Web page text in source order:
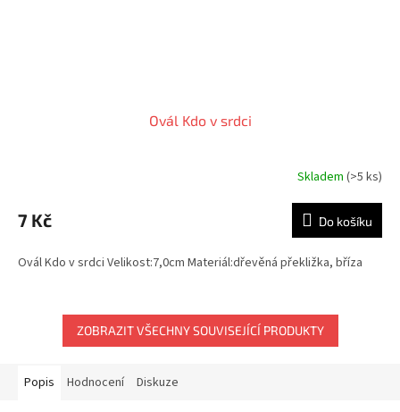
Ovál Kdo v srdci
Skladem (>5 ks)
7 Kč Do košíku
Ovál Kdo v srdci Velikost:7,0cm Materiál:dřevěná překližka, bříza
ZOBRAZIT VŠECHNY SOUVISEJÍCÍ PRODUKTY
Popis Hodnocení Diskuze